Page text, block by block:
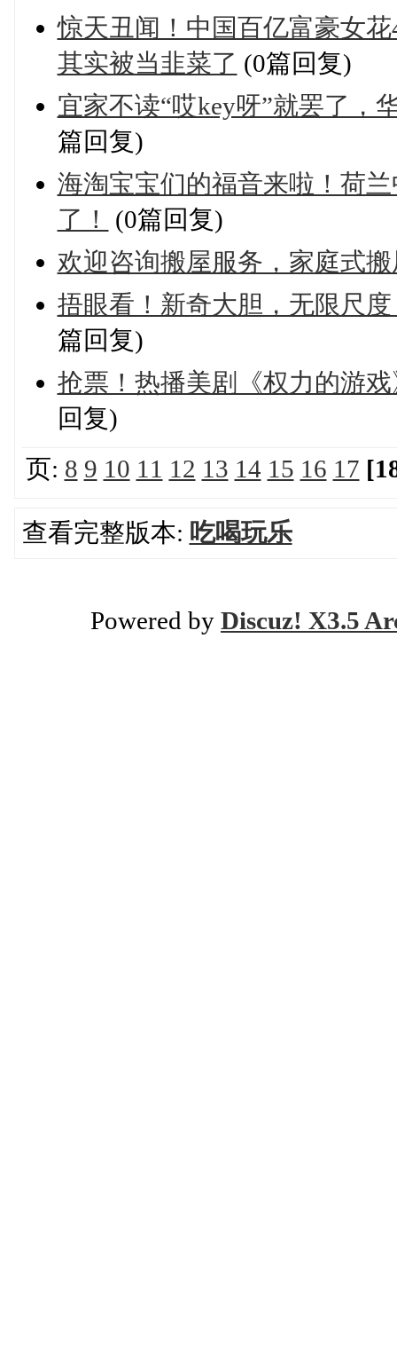
惊天丑闻！中国百亿富豪女
其实被当韭菜了 (0篇回复)
宜家不读“哎key呀”就罢了，
篇回复)
海淘宝宝们的福音来啦！荷
了！
(0篇回复)
欢迎咨询搬屋服务，家庭式
捂眼看！新奇大胆，无限尺
篇回复)
抢票！热播美剧《权力的游
回复)
页: 8 9 10 11 12 13 14 15 16 17
查看完整版本: 吃喝玩乐
Powered by Discuz! X3.5